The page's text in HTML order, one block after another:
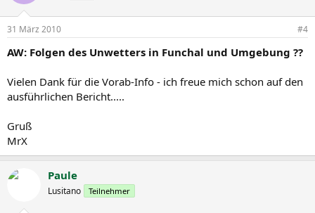
31 März 2010 #4
AW: Folgen des Unwetters in Funchal und Umgebung ??
Vielen Dank für die Vorab-Info - ich freue mich schon auf den
ausführlichen Bericht.....
Gruß
MrX
Paule
Lusitano Teilnehmer